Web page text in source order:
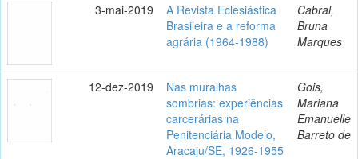
3-mai-2019
A Revista Eclesiástica
Brasileira e a reforma
agrária (1964-1988)
Cabral,
Bruna
Marques
12-dez-2019
Nas muralhas
sombrias: experiências
carcerárias na
Penitenciária Modelo,
Aracaju/SE, 1926-1955
Gois,
Mariana
Emanuelle
Barreto de